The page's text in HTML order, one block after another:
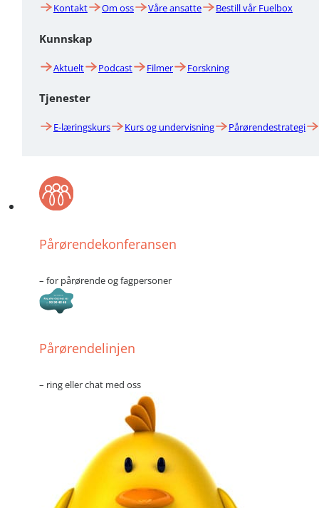
Kontakt Om oss Våre ansatte Bestill vår Fuelbox
Kunnskap
Aktuelt Podcast Filmer Forskning
Tjenester
E-læringskurs Kurs og undervisning Pårørendestrategi
Pårørendekonferansen
– for pårørende og fagpersoner
Pårørendelinjen
– ring eller chat med oss